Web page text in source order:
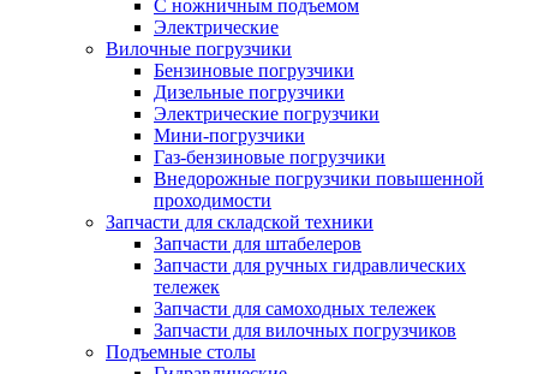
С ножничным подъемом
Электрические
Вилочные погрузчики
Бензиновые погрузчики
Дизельные погрузчики
Электрические погрузчики
Мини-погрузчики
Газ-бензиновые погрузчики
Внедорожные погрузчики повышенной
проходимости
Запчасти для складской техники
Запчасти для штабелеров
Запчасти для ручных гидравлических
тележек
Запчасти для самоходных тележек
Запчасти для вилочных погрузчиков
Подъемные столы